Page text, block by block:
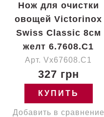
Нож для очистки
овощей Victorinox
Swiss Classic 8см
желт 6.7608.C1
Арт. Vx67608.C1
327 грн
КУПИТЬ
Добавить в сравнение